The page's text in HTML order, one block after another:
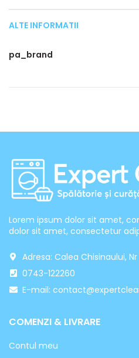
ALTE INFORMATII
pa_brand
Lorem ipsum dolor sit amet,
dolor sit amet, consectetur
Adresa: Calea Chisinaului,
0743-122260
E-mail:
COMENZI & LIVRARE
Contul meu